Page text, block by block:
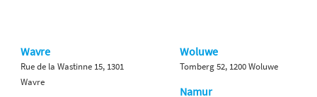
Wavre
Rue de la Wastinne 15, 1301
Wavre
Woluwe
Tomberg 52, 1200 Woluwe
Namur